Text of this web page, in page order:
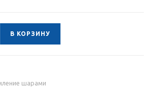
В КОРЗИНУ
шарами